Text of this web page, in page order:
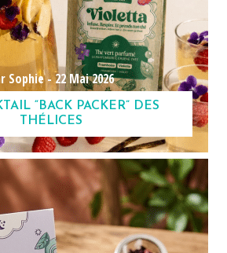
Sophie -22 Mai 2026
“BACK PACKER” DES
THÉLICES